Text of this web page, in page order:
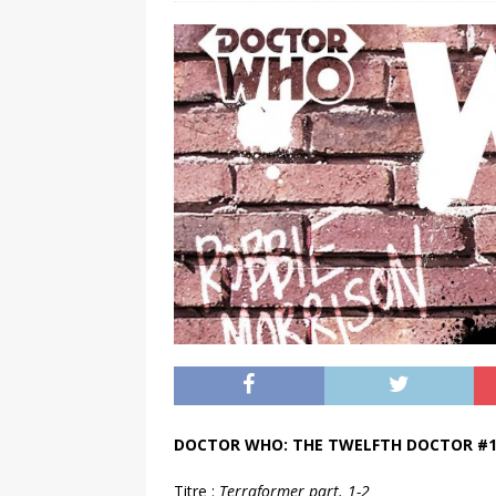
DOCTOR WHO: THE TWELFTH DOCTOR
Titre : Terraformer part. 1-2